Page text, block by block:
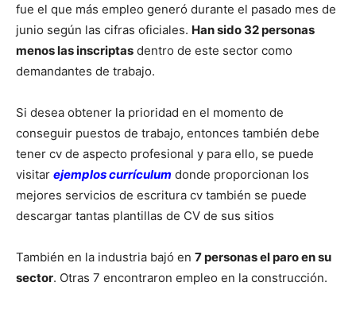
fue el que más empleo generó durante el pasado mes de
junio según las cifras oficiales. Han sido 32 personas
menos las inscriptas dentro de este sector como
demandantes de trabajo.
Si desea obtener la prioridad en el momento de
conseguir puestos de trabajo, entonces también debe
tener cv de aspecto profesional y para ello, se puede
visitar ejemplos currículum donde proporcionan los
mejores servicios de escritura cv también se puede
descargar tantas plantillas de CV de sus sitios
También en la industria bajó en 7 personas el paro en su
sector. Otras 7 encontraron empleo en la construcción.